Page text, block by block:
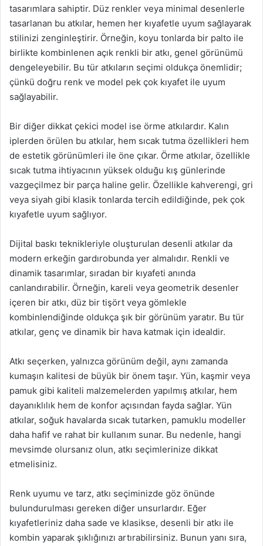
tasarımlara sahiptir. Düz renkler veya minimal desenlerle
tasarlanan bu atkılar, hemen her kıyafetle uyum sağlayarak
stilinizi zenginleştirir. Örneğin, koyu tonlarda bir palto ile
birlikte kombinlenen açık renkli bir atkı, genel görünümü
dengeleyebilir. Bu tür atkıların seçimi oldukça önemlidir;
çünkü doğru renk ve model pek çok kıyafet ile uyum
sağlayabilir.
Bir diğer dikkat çekici model ise örme atkılardır. Kalın
iplerden örülen bu atkılar, hem sıcak tutma özellikleri hem
de estetik görünümleri ile öne çıkar. Örme atkılar, özellikle
sıcak tutma ihtiyacının yüksek olduğu kış günlerinde
vazgeçilmez bir parça haline gelir. Özellikle kahverengi, gri
veya siyah gibi klasik tonlarda tercih edildiğinde, pek çok
kıyafetle uyum sağlıyor.
Dijital baskı teknikleriyle oluşturulan desenli atkılar da
modern erkeğin gardırobunda yer almalıdır. Renkli ve
dinamik tasarımlar, sıradan bir kıyafeti anında
canlandırabilir. Örneğin, kareli veya geometrik desenler
içeren bir atkı, düz bir tişört veya gömlekle
kombinlendiğinde oldukça şık bir görünüm yaratır. Bu tür
atkılar, genç ve dinamik bir hava katmak için idealdir.
Atkı seçerken, yalnızca görünüm değil, aynı zamanda
kumaşın kalitesi de büyük bir önem taşır. Yün, kaşmir veya
pamuk gibi kaliteli malzemelerden yapılmış atkılar, hem
dayanıklılık hem de konfor açısından fayda sağlar. Yün
atkılar, soğuk havalarda sıcak tutarken, pamuklu modeller
daha hafif ve rahat bir kullanım sunar. Bu nedenle, hangi
mevsimde olursanız olun, atkı seçimlerinize dikkat
etmelisiniz.
Renk uyumu ve tarz, atkı seçiminizde göz önünde
bulundurulması gereken diğer unsurlardır. Eğer
kıyafetleriniz daha sade ve klasikse, desenli bir atkı ile
kombin yaparak şıklığınızı artırabilirsiniz. Bunun yanı sıra,